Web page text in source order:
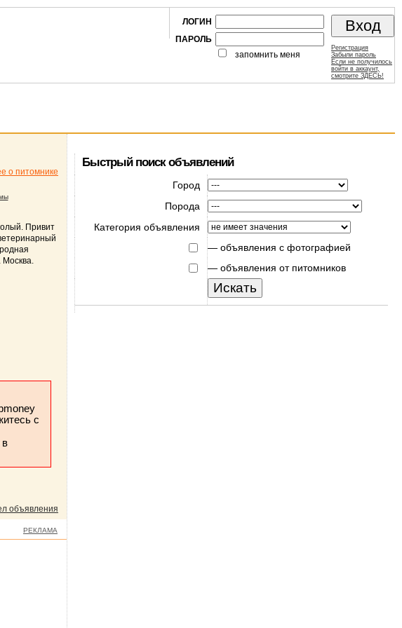
ЛОГИН
ПАРОЛЬ
запомнить меня
Регистрация
Забыли пароль
Если не получилось
войти в аккаунт,
смотрите ЗДЕСЬ!
о питомнике
Привит
Москва.
с
объявления
РЕКЛАМА
Быстрый поиск объявлений
Город
Порода
Категория объявления
— объявления с фотографией
— объявления от питомников